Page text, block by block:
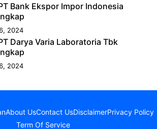
Bank Ekspor Impor Indonesia
2024
Darya Varia Laboratoria Tbk
2024
About UsContact UsDisclaimerPrivacy Policy
Term Of Service